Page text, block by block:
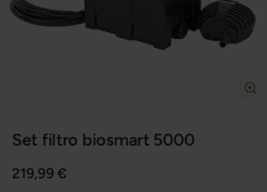
Set filtro biosmart 5000
219,99 €